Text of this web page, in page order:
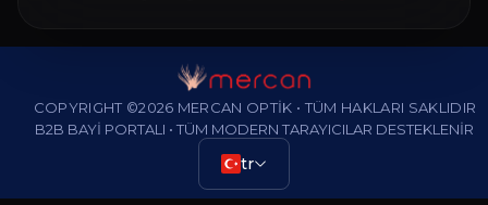
COPYRIGHT ©2026 MERCAN OPTİK • TÜM HAKLARI SAKLIDIR
B2B BAYİ PORTALI • TÜM MODERN TARAYICILAR DESTEKLENİR
tr